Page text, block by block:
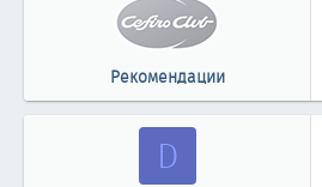
Рекомендации
D